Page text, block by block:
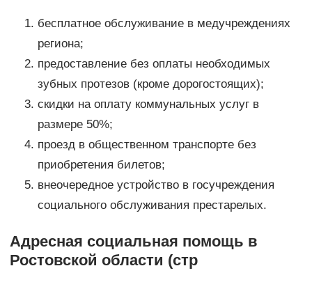
бесплатное обслуживание в медучреждениях
региона;
предоставление без оплаты необходимых
зубных протезов (кроме дорогостоящих);
скидки на оплату коммунальных услуг в
размере 50%;
проезд в общественном транспорте без
приобретения билетов;
внеочередное устройство в госучреждения
социального обслуживания престарелых.
Адресная социальная помощь в
Ростовской области (стр